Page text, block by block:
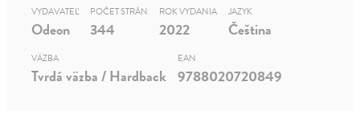
VYDAVATEĽ
Odeon
POČET STRÁN
344
ROK VYDANIA
2022
JAZYK
Čeština
VÄZBA
Tvrdá väzba / Hardback
EAN
9788020720849